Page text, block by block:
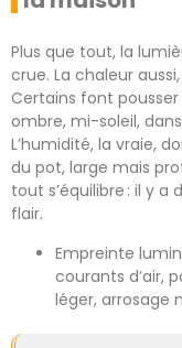
Plus que tout, la
crue. La chaleur
Certains font
ombre, mi-soleil,
L’humidité, la vraie,
du pot, large mais
tout s’équilibre : il y
flair.
Empreinte
courants d’air,
léger, arrosage